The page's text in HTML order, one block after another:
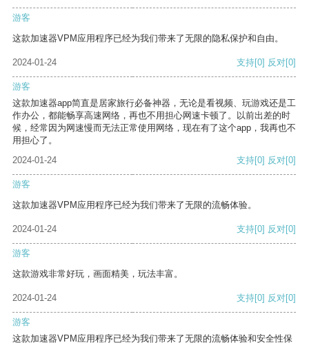
游客
这款加速器VPM应用程序已经为我们带来了无限的隐私保护和自由。
2024-01-24 支持[0] 反对[0]
游客
这款加速器app简直是居家旅行必备神器，无论是看视频、玩游戏还是工
作办公，都能畅享高速网络，再也不用担心网速卡顿了。以前出差的时
候，经常因为网速慢而无法正常使用网络，现在有了这个app，我再也不
用担心了。
2024-01-24
支持[0] 反对[0]
游客
这款加速器VPM应用程序已经为我们带来了无限的流畅体验。
2024-01-24 支持[0] 反对[0]
游客
这款游戏非常好玩，画面精美，玩法丰富。
2024-01-24 支持[0] 反对[0]
游客
这款加速器VPM应用程序已经为我们带来了无限的流畅体验和安全性保